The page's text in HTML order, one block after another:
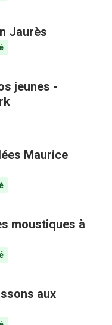
Jaurès
jeunes -
Maurice
moustiques à
aux